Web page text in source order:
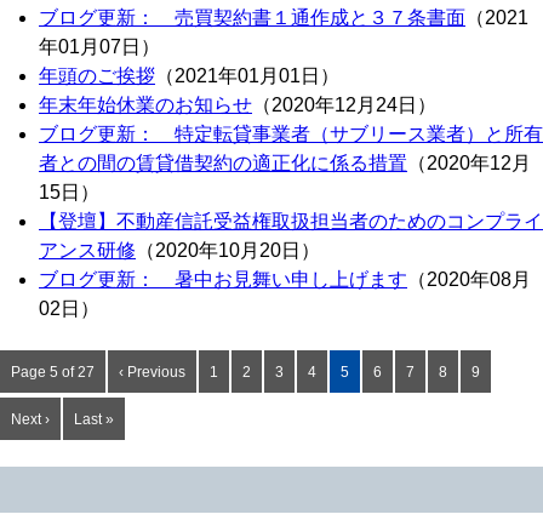
ブログ更新： 売買契約書１通作成と３７条書面 （2021
年01月07日）
年頭のご挨拶 （2021年01月01日）
年末年始休業のお知らせ （2020年12月24日）
ブログ更新： 特定転貸事業者（サブリース業者）と所有
者との間の賃貸借契約の適正化に係る措置 （2020年12月
15日）
【登壇】不動産信託受益権取扱担当者のためのコンプライ
アンス研修 （2020年10月20日）
ブログ更新： 暑中お見舞い申し上げます （2020年08月
02日）
Page 5 of 27 ‹ Previous 1 2 3 4 5 6 7 8 9
Next › Last »